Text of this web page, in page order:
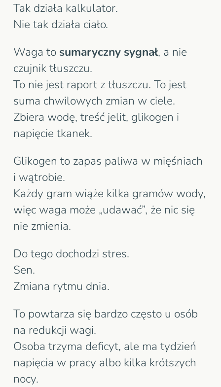
Tak działa kalkulator.
Nie tak działa ciało.
Waga to sumaryczny sygnał, a nie
czujnik tłuszczu.
To nie jest raport z tłuszczu. To jest
suma chwilowych zmian w ciele.
Zbiera wodę, treść jelit, glikogen i
napięcie tkanek.
Glikogen to zapas paliwa w mięśniach
i wątrobie.
Każdy gram wiąże kilka gramów wody,
więc waga może „udawać”, że nic się
nie zmienia.
Do tego dochodzi stres.
Sen.
Zmiana rytmu dnia.
To powtarza się bardzo często u osób
na redukcji wagi.
Osoba trzyma deficyt, ale ma tydzień
napięcia w pracy albo kilka krótszych
nocy.